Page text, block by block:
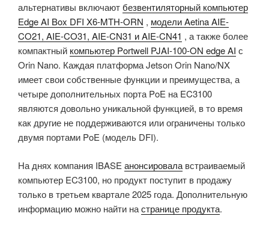
альтернативы включаютбезвентиляторный компьютер
Edge AI Box DFI X6-MTH-ORN , модели Aetina AIE-
CO21, AIE-CO31, AIE-CN31 и AIE-CN41 , а также более
компактный компьютер Portwell PJAI-100-ON edge AI с
Orin Nano. Каждая платформа Jetson Orin Nano/NX
имеет свои собственные функции и преимущества, а
четыре дополнительных порта PoE на EC3100
являются довольно уникальной функцией, в то время
как другие не поддерживаются или ограничены только
двумя портами PoE (модель DFI).
На днях компания IBASE анонсировала встраиваемый
компьютер EC3100, но продукт поступит в продажу
только в третьем квартале 2025 года. Дополнительную
информацию можно найти настранице продукта.